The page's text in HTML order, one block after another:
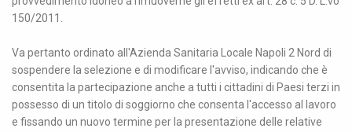
150/2011.
Va pertanto ordinato all'Azienda Sanitaria Locale Napoli 2 Nord di
sospendere la selezione e di modificare l'avviso, indicando che è
consentita la partecipazione anche a tutti i cittadini di Paesi terzi in
possesso di un titolo di soggiorno che consenta l'accesso al lavoro
e fissando un nuovo termine per la presentazione delle relative